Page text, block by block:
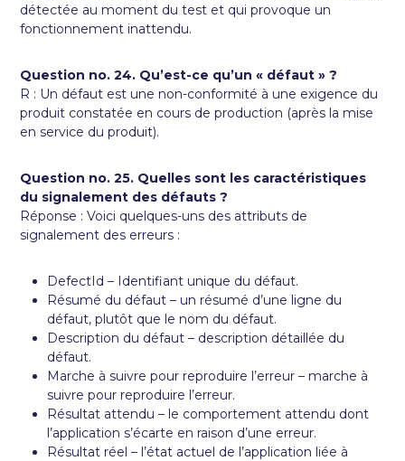
détectée au moment du test et qui provoque un
fonctionnement inattendu.
Question no. 24. Qu’est-ce qu’un « défaut » ?
R : Un défaut est une non-conformité à une exigence du
produit constatée en cours de production (après la mise
en service du produit).
Question no. 25. Quelles sont les caractéristiques
du signalement des défauts ?
Réponse : Voici quelques-uns des attributs de
signalement des erreurs :
DefectId – Identifiant unique du défaut.
Résumé du défaut – un résumé d’une ligne du
défaut, plutôt que le nom du défaut.
Description du défaut – description détaillée du
défaut.
Marche à suivre pour reproduire l’erreur – marche à
suivre pour reproduire l’erreur.
Résultat attendu – le comportement attendu dont
l’application s’écarte en raison d’une erreur.
Résultat réel – l’état actuel de l’application liée à